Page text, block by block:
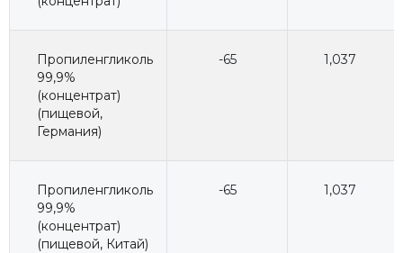
Пропиленгликоль
99,9%
(концентрат)
(пищевой,
Германия)
-65 1,037
Пропиленгликоль
99,9%
(концентрат)
(пищевой, Китай)
-65 1,037